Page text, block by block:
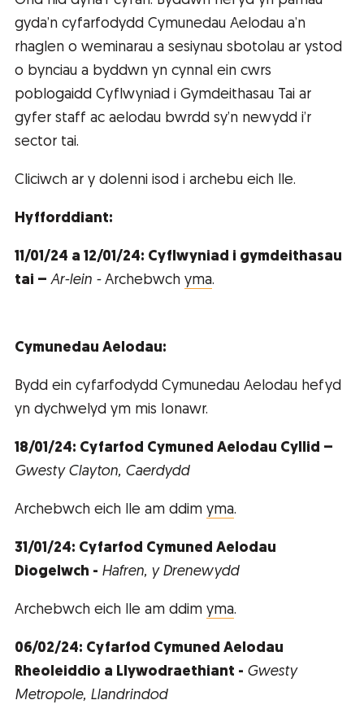
gyda’n cyfarfodydd Cymunedau Aelodau a’n
rhaglen o weminarau a sesiynau sbotolau ar ystod
o bynciau a byddwn yn cynnal ein cwrs
poblogaidd Cyflwyniad i Gymdeithasau Tai ar
gyfer staff ac aelodau bwrdd sy’n newydd i’r
sector tai.
Cliciwch ar y dolenni isod i archebu eich lle.
Hyfforddiant:
11/01/24 a 12/01/24: Cyflwyniad i gymdeithasau
tai – Ar-lein - Archebwch yma.
Cymunedau Aelodau:
Bydd ein cyfarfodydd Cymunedau Aelodau hefyd
yn dychwelyd ym mis Ionawr.
18/01/24: Cyfarfod Cymuned Aelodau Cyllid –
Gwesty Clayton, Caerdydd
Archebwch eich lle am ddim yma.
31/01/24: Cyfarfod Cymuned Aelodau
Diogelwch - Hafren, y Drenewydd
Archebwch eich lle am ddim yma.
06/02/24: Cyfarfod Cymuned Aelodau
Rheoleiddio a Llywodraethiant - Gwesty
Metropole, Llandrindod